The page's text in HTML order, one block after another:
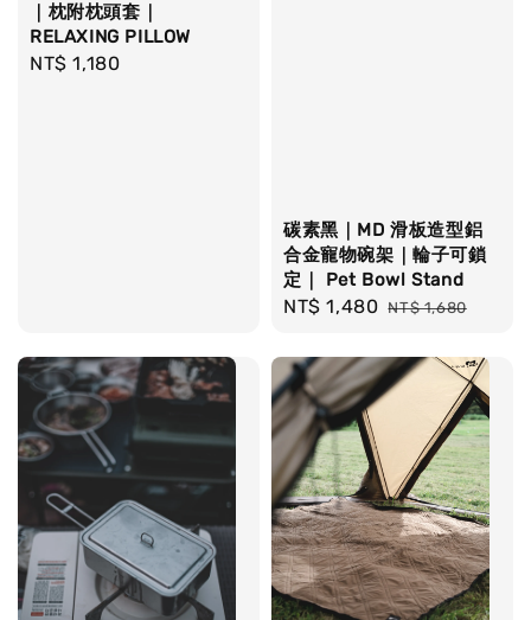
｜枕附枕頭套｜
RELAXING PILLOW
Regular
NT$ 1,180
碳素黑｜MD 滑板造型鋁
合金寵物碗架｜輪子可鎖
定｜ Pet Bowl Stand
Sale
NT$ 1,480 Regular
NT$ 1,680